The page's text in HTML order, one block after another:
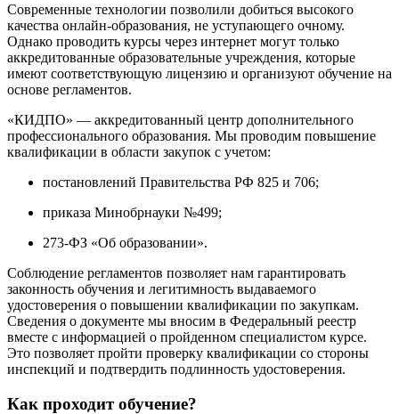
Современные технологии позволили добиться высокого
качества онлайн-образования, не уступающего очному.
Однако проводить курсы через интернет могут только
аккредитованные образовательные учреждения, которые
имеют соответствующую лицензию и организуют обучение на
основе регламентов.
«КИДПО» — аккредитованный центр дополнительного
профессионального образования. Мы проводим повышение
квалификации в области закупок с учетом:
постановлений Правительства РФ 825 и 706;
приказа Минобрнауки №499;
273-ФЗ «Об образовании».
Соблюдение регламентов позволяет нам гарантировать
законность обучения и легитимность выдаваемого
удостоверения о повышении квалификации по закупкам.
Сведения о документе мы вносим в Федеральный реестр
вместе с информацией о пройденном специалистом курсе.
Это позволяет пройти проверку квалификации со стороны
инспекций и подтвердить подлинность удостоверения.
Как проходит обучение?